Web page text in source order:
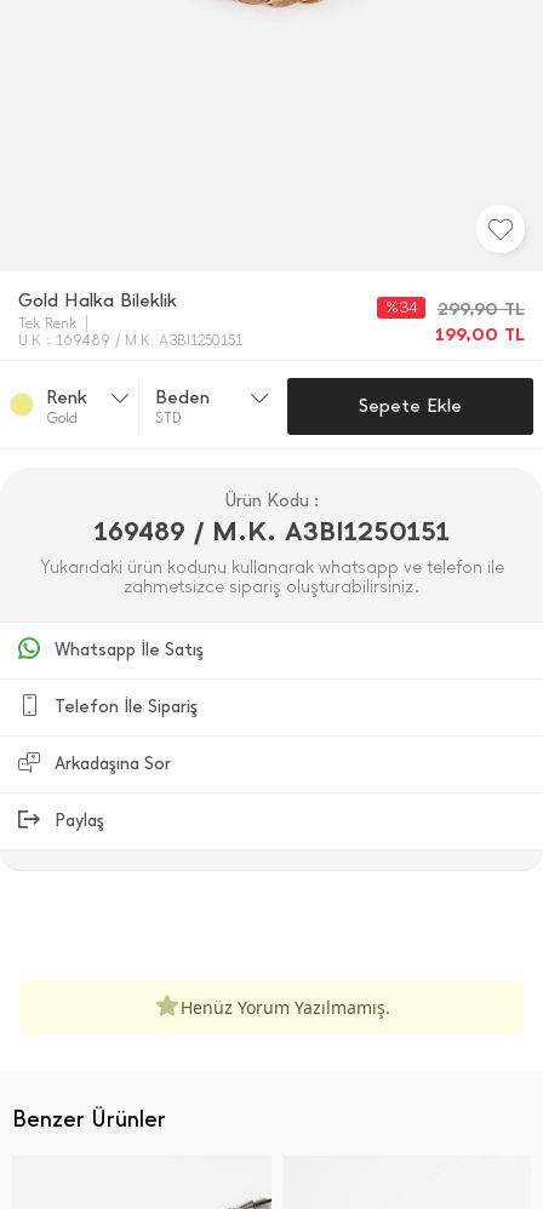
Gold Halka Bileklik
Tek Renk
Ü.K : 169489 / M.K. A3BI1250151
299,90TL
199,00 TL
%34
Renk
Gold
Beden
STD
Sepete Ekle
Ürün Kodu :
169489 / M.K. A3BI1250151
Yukarıdaki ürün kodunu kullanarak whatsapp ve telefon ile
zahmetsizce sipariş oluşturabilirsiniz.
Whatsapp İle Satış
Telefon İle Sipariş
Arkadaşına Sor
Paylaş
Henüz Yorum Yazılmamış.
Benzer Ürünler